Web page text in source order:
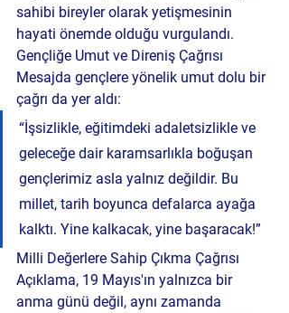
sahibi bireyler olarak yetişmesinin
hayati önemde olduğu vurgulandı.
Gençliğe Umut ve Direniş Çağrısı
Mesajda gençlere yönelik umut dolu bir
çağrı da yer aldı:
“İşsizlikle, eğitimdeki adaletsizlikle ve
geleceğe dair karamsarlıkla boğuşan
gençlerimiz asla yalnız değildir. Bu
millet, tarih boyunca defalarca ayağa
kalktı. Yine kalkacak, yine başaracak!”
Milli Değerlere Sahip Çıkma Çağrısı
Açıklama, 19 Mayıs'ın yalnızca bir
anma günü değil, aynı zamanda